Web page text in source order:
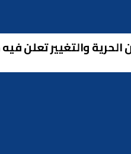
والتغيير تعلن